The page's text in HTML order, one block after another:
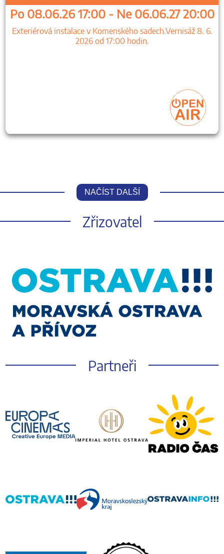
Po 08.06.26 17:00 - Ne 06.06.27 20:00
Exteriérová instalace v Komenského sadech.Vernisáž 8. 6.
2026 od 17:00 hodin.
NAČÍST DALŠÍ
Zřizovatel
Partneři